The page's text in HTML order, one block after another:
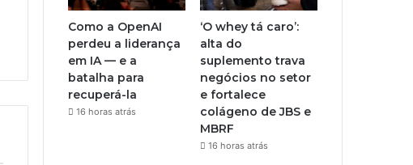
Como a OpenAI
perdeu a liderança
em IA — e a
batalha para
recuperá-la
16 horas atrás
‘O whey tá caro’:
alta do
suplemento trava
negócios no setor
e fortalece
colágeno de JBS e
MBRF
16 horas atrás